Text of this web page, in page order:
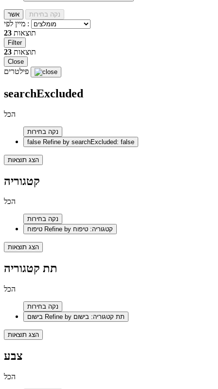
אשר נקה בחירות
מיין לפי :
23 תוצאות
Filter
23 תוצאות
Close
searchExcluded
הכל
נקה בחירות
false Refine by searchExcluded: false
הצג תוצאות
קטגוריה
הכל
נקה בחירות
Refine by קטגוריה: טיפוח
הצג תוצאות
תת קטגוריה
הכל
נקה בחירות
Refine by תת קטגוריה: בישום
הצג תוצאות
צבע
הכל